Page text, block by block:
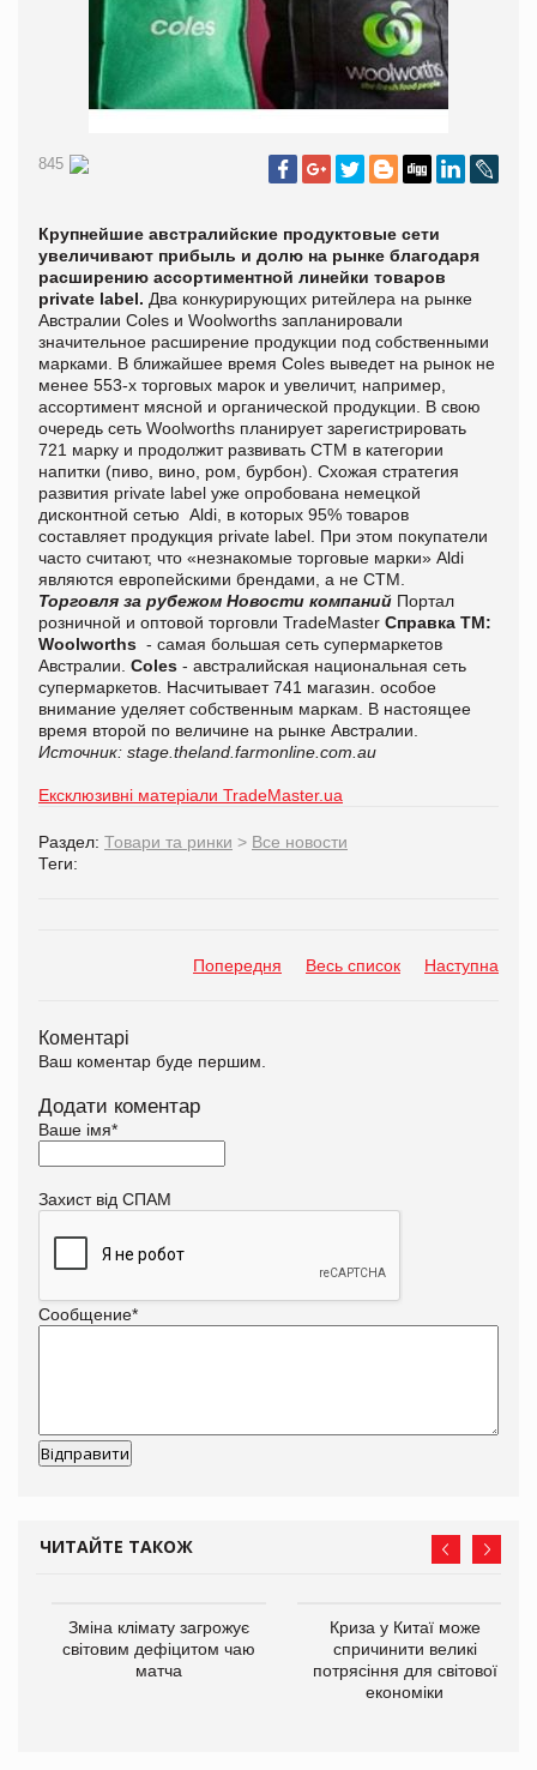
845
Крупнейшие австралийские продуктовые сети
увеличивают прибыль и долю на рынке благодаря
расширению ассортиментной линейки товаров
private label. Два конкурирующих ритейлера на рынке
Австралии Coles и Woolworths запланировали
значительное расширение продукции под собственными
марками. В ближайшее время Сoles выведет на рынок не
менее 553-х торговых марок и увеличит, например,
ассортимент мясной и органической продукции. В свою
очередь сеть Woolworths планирует зарегистрировать
721 марку и продолжит развивать СТМ в категории
напитки (пиво, вино, ром, бурбон). Схожая стратегия
развития private label уже опробована немецкой
дисконтной сетью Aldi, в которых 95% товаров
составляет продукция private label. При этом покупатели
часто считают, что «незнакомые торговые марки» Aldi
являются европейскими брендами, а не СТМ.
Торговля за рубежом Новости компаний Портал
розничной и оптовой торговли TradeMaster Справка ТМ:
Woolworths - самая большая сеть супермаркетов
Австралии. Coles - австралийская национальная сеть
супермаркетов. Насчитывает 741 магазин. особое
внимание уделяет собственным маркам. В настоящее
время второй по величине на рынке Австралии.
Источник: stage theland farmonline com au
Ексклюзивні матеріали TradeMaster.ua
Раздел: Товари та ринки > Все новости
Теги:
Попередня Весь список Наступна
Коментарі
Ваш коментар буде першим.
Додати коментар
Ваше імя*
Захист від СПАМ
Сообщение*
ЧИТАЙТЕ ТАКОЖ
Зміна клімату загрожує
світовим дефіцитом чаю
матча
Криза у Китаї може
спричинити великі
потрясіння для світової
економіки